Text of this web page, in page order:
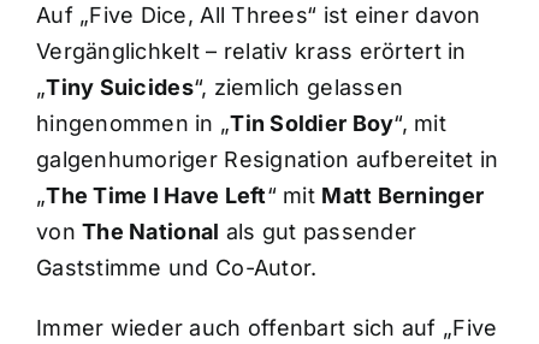
Auf „Five Dice, All Threes“ ist einer davon
Vergänglichkelt – relativ krass erörtert in
„Tiny Suicides“, ziemlich gelassen
hingenommen in „Tin Soldier Boy“, mit
galgenhumoriger Resignation aufbereitet in
„The Time I Have Left“ mit Matt Berninger
vonThe National als gut passender
Gaststimme und Co-Autor.
Immer wieder auch offenbart sich auf „Five